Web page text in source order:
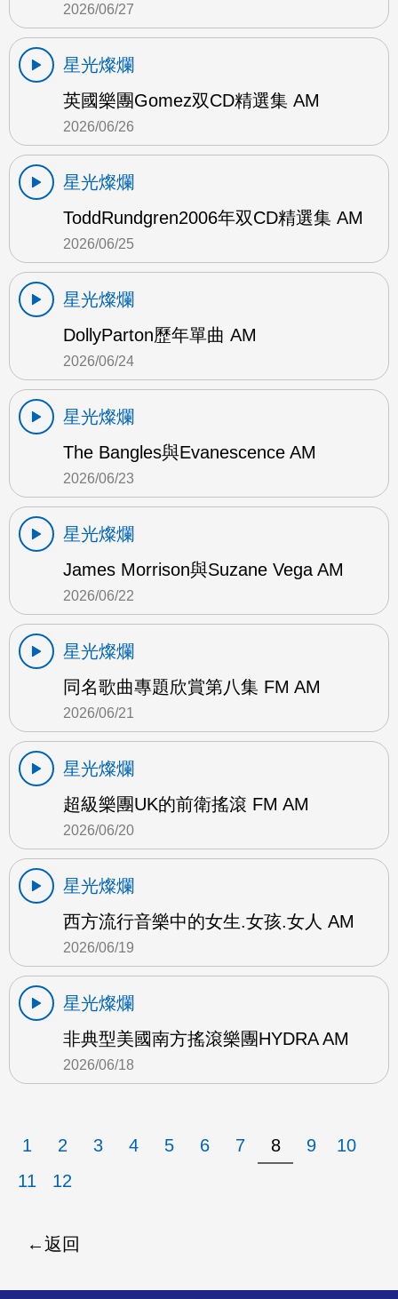
2026/06/27
星光燦爛
英國樂團Gomez双CD精選集 AM
2026/06/26
星光燦爛
ToddRundgren2006年双CD精選集 AM
2026/06/25
星光燦爛
DollyParton歷年單曲 AM
2026/06/24
星光燦爛
The Bangles與Evanescence AM
2026/06/23
星光燦爛
James Morrison與Suzane Vega AM
2026/06/22
星光燦爛
同名歌曲專題欣賞第八集 FM AM
2026/06/21
星光燦爛
超級樂團UK的前衛搖滾 FM AM
2026/06/20
星光燦爛
西方流行音樂中的女生.女孩.女人 AM
2026/06/19
星光燦爛
非典型美國南方搖滾樂團HYDRA AM
2026/06/18
1 2 3 4 5 6 7 8 9
10
11
12
返回